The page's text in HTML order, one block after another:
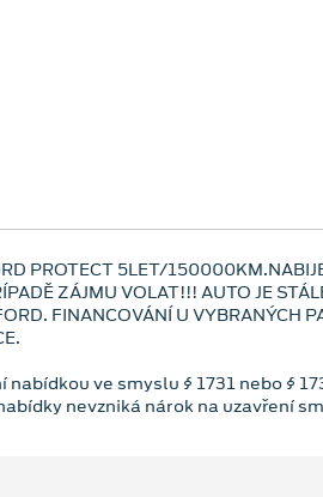
PROTECT 5LET/
ZÁJMU VOLAT!!! AUTO JE
FINANCOVÁNÍ U VYBRANÝCH
ve smyslu § 1731 nebo §
nevzniká nárok na uzavření